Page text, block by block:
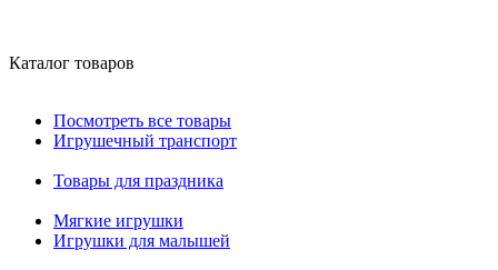
Каталог товаров
Посмотреть все товары
Игрушечный транспорт
Товары для праздника
Мягкие игрушки
Игрушки для малышей